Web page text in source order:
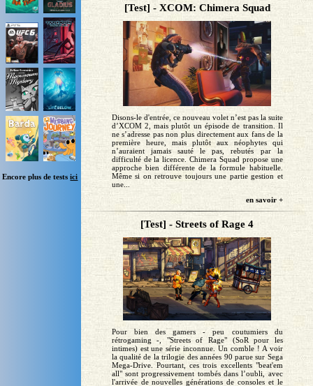
Encore plus de testsici
[Test] - XCOM: Chimera Squad
Disons-le d'entrée, ce nouveau volet n’est pas la suite
d’XCOM 2, mais plutôt un épisode de transition. Il
ne s’adresse pas non plus directement aux fans de la
première heure, mais plutôt aux néophytes qui
n’auraient jamais sauté le pas, rebutés par la
difficulté de la licence. Chimera Squad propose une
approche bien différente de la formule habituelle.
Même si on retrouve toujours une partie gestion et
une...
en savoir +
[Test] - Streets of Rage 4
Pour bien des gamers - peu coutumiers du
rétrogaming -, "Streets of Rage" (SoR pour les
intimes) est une série inconnue. Un comble ! A voir
la qualité de la trilogie des années 90 parue sur Sega
Mega-Drive. Pourtant, ces trois excellents "beat'em
all" sont progressivement tombés dans l’oubli, avec
l'arrivée de nouvelles générations de consoles et le